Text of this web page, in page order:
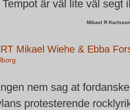
är väl lite väl segt
Mikael R
Mikael Wiehe & Ebba
nem sag at
protesterende